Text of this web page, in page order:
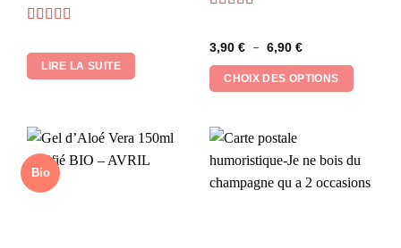
LIRE LA SUITE
3,90 € – 6,90 €Plage
3,90 €
à
CHOIX DES OPTIONS
Les
options
peuvent
choisies
la
page
Bio